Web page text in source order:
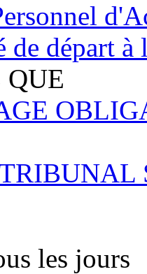
de départ à
QUE
les jours